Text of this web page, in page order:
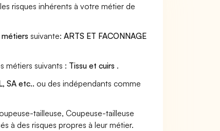
risques inhérents à votre métier de
suivante:ARTS ET FACONNAGE
métiers suivants : Tissu et cuirs .
SA etc.. ou des indépendants comme
tailleuse, Coupeuse-tailleuse
à des risques propres à leur métier.